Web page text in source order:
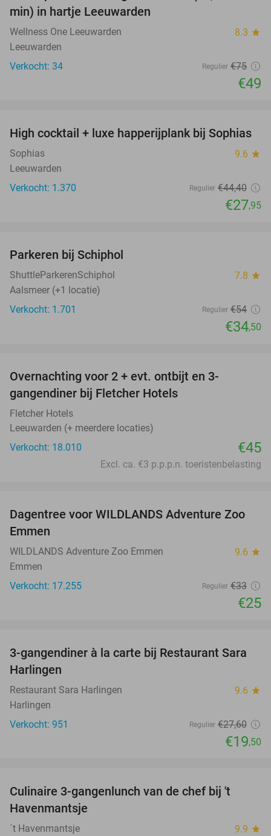
min) in hartje Leeuwarden
Wellness One Leeuwarden 8.3 star
Leeuwarden
Verkocht: 34
Regulier €75
€49
37%
High cocktail + luxe happerijplank bij Sophias
Sophias 9.6 star
Leeuwarden
Verkocht: 1.370
Regulier €44,40
€27,95
Parkeren bij Schiphol
ShuttleParkerenSchiphol 7.8 star
Aalsmeer (+1 locatie)
Verkocht: 1.701
Regulier €54
€34,50
Overnachting voor 2 + evt. ontbijt en 3-
gangendiner bij Fletcher Hotels
Fletcher Hotels
Leeuwarden (+ meerdere locaties)
Verkocht: 18.010
€45
Excl. ca. €3 p.p.p.n. toeristenbelasting
24%
Dagentree voor WILDLANDS Adventure Zoo
Emmen
WILDLANDS Adventure Zoo Emmen 9.6 star
Emmen
Verkocht: 17.255
Regulier €33
€25
29%
3-gangendiner à la carte bij Restaurant Sara
Harlingen
Restaurant Sara Harlingen 9.6 star
Harlingen
Verkocht: 951
Regulier €27,60
€19,50
Culinaire 3-gangenlunch van de chef bij 't
Havenmantsje
´t Havenmantsje 9.9 star